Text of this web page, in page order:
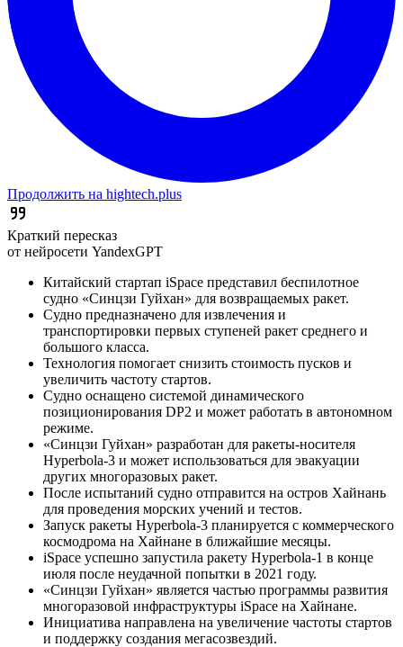
Продолжить на hightech.plus
Краткий пересказ
от нейросети YandexGPT
Китайский стартап iSpace представил беспилотное
судно «Синцзи Гуйхан» для возвращаемых ракет.
Судно предназначено для извлечения и
транспортировки первых ступеней ракет среднего и
большого класса.
Технология помогает снизить стоимость пусков и
увеличить частоту стартов.
Судно оснащено системой динамического
позиционирования DP2 и может работать в автономном
режиме.
«Синцзи Гуйхан» разработан для ракеты-носителя
Hyperbola-3 и может использоваться для эвакуации
других многоразовых ракет.
После испытаний судно отправится на остров Хайнань
для проведения морских учений и тестов.
Запуск ракеты Hyperbola-3 планируется с коммерческого
космодрома на Хайнане в ближайшие месяцы.
iSpace успешно запустила ракету Hyperbola-1 в конце
июля после неудачной попытки в 2021 году.
«Синцзи Гуйхан» является частью программы развития
многоразовой инфраструктуры iSpace на Хайнане.
Инициатива направлена на увеличение частоты стартов
и поддержку создания мегасозвездий.